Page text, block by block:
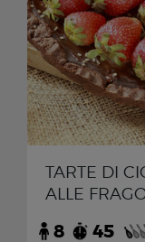
TARTE DI
ALLE
8 45